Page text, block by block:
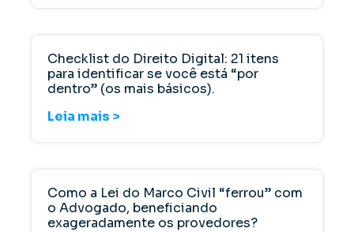
Checklist do Direito Digital: 21 itens
para identificar se você está “por
dentro” (os mais básicos).
Leia mais >
Como a Lei do Marco Civil “ferrou” com
o Advogado, beneficiando
exageradamente os provedores?